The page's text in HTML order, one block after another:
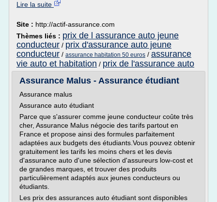
Lire la suite
Site : http://actif-assurance.com
Thèmes liés : prix de l assurance auto jeune
conducteur / prix d'assurance auto jeune
conducteur / assurance habitation 50 euros / assurance
vie auto et habitation / prix de l'assurance auto
Assurance Malus - Assurance étudiant
Assurance malus
Assurance auto étudiant
Parce que s'assurer comme jeune conducteur coûte très
cher, Assurance Malus négocie des tarifs partout en
France et propose ainsi des formules parfaitement
adaptées aux budgets des étudiants.Vous pouvez obtenir
gratuitement les tarifs les moins chers et les devis
d'assurance auto d'une sélection d'assureurs low-cost et
de grandes marques, et trouver des produits
particulièrement adaptés aux jeunes conducteurs ou
étudiants.
Les prix des assurances auto étudiant sont disponibles